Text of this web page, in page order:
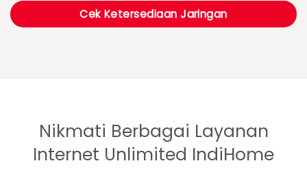
Cek Ketersediaan Jaringan
Nikmati Berbagai Layanan
Internet Unlimited IndiHome